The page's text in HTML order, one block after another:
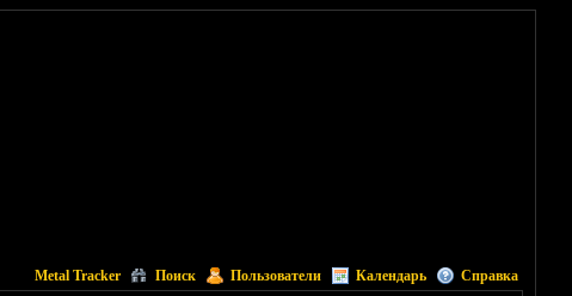
Metal Tracker Поиск Пользователи Календарь Справка